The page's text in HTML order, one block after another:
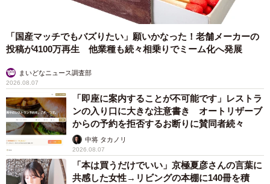
「国産マッチでもバズりたい」願いかなった！老舗メーカーの
投稿が4100万再生 他業種も続々相乗りでミーム化へ発展
まいどなニュース調査部
2026.08.07
「即座に案内することが不可能です」レストラ
ンの入り口に大きな注意書き オートリザーブ
からの予約を拒否するお断りに賛同者続々
中将 タカノリ
2026.08.07
「本は買うだけでいい」京極夏彦さんの言葉に
共感した女性→リビングの本棚に140冊を積